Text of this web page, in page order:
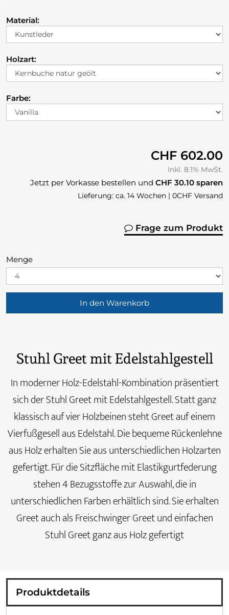
Material:
Holzart:
Farbe:
CHF 602.00
Inkl. 8.1% MwSt.
Jetzt per Vorkasse bestellen und CHF 30.10 sparen
Lieferung: ca. 14 Wochen | 0CHF Versand
Frage zum Produkt
Menge
In den Warenkorb
Stuhl Greet mit Edelstahlgestell
In moderner Holz-Edelstahl-Kombination präsentiert
sich der Stuhl Greet mit Edelstahlgestell. Statt ganz
klassisch auf vier Holzbeinen steht Greet auf einem
Vierfußgesell aus Edelstahl. Die bequeme Rückenlehne
aus Holz erhalten Sie aus unterschiedlichen Holzarten
gefertigt. Für die Sitzfläche mit Elastikgurtfederung
stehen 4 Bezugsstoffe zur Auswahl, die in
unterschiedlichen Farben erhältlich sind. Sie erhalten
Greet auch alsFreischwinger Greetund einfachen
Stuhl Greetganz aus Holz gefertigt
Produktdetails